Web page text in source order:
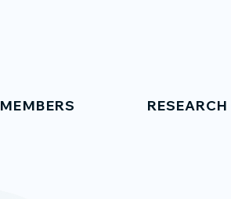
MEMBERS RESEARCH